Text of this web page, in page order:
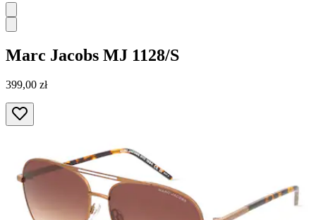
Marc Jacobs MJ 1128/S
399,00 zł